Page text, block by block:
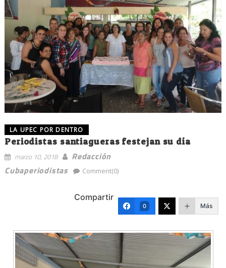
LA UPEC POR DENTRO
Periodistas santiagueras festejan su día
marzo 10, 2018
Redacción
Cubaperiodistas
Comment(0)
Compartir
0 Más